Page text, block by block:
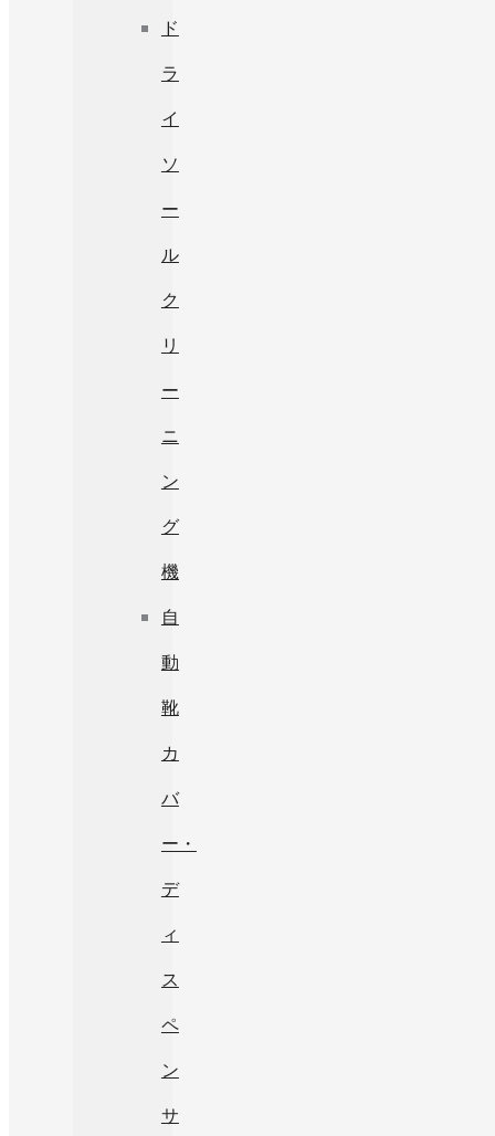
ド
ラ
イ
ソ
ー
ル
ク
リ
ー
ニ
ン
グ
機
自
動
靴
カ
バ
ー・
デ
ィ
ス
ペ
ン
サ